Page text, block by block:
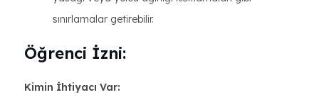
sınırlamalar getirebilir.
Öğrenci İzni:
Kimin İhtiyacı Var: